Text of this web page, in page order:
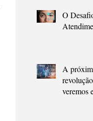
O
A
veremos